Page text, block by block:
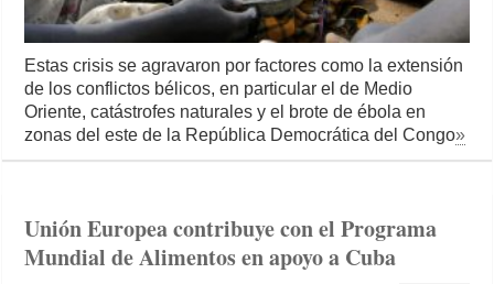
Estas crisis se agravaron por factores como la extensión
de los conflictos bélicos, en particular el de Medio
Oriente, catástrofes naturales y el brote de ébola en
zonas del este de la República Democrática del Congo»
Unión Europea contribuye con el Programa
Mundial de Alimentos en apoyo a Cuba